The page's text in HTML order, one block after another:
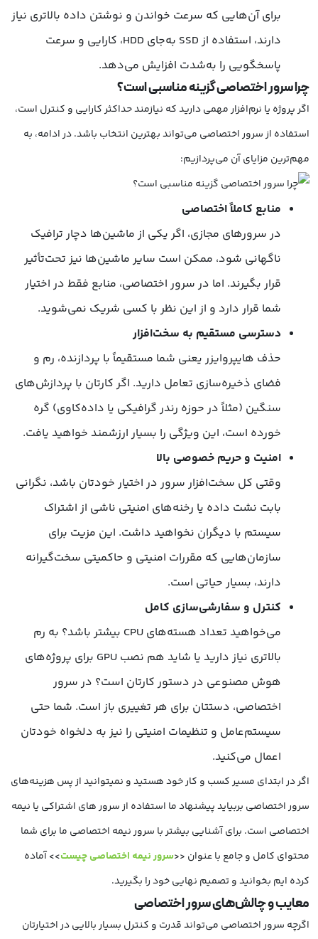
برای آن‌هایی که سرعت خواندن و نوشتن داده بالاتری نیاز
دارند، استفاده از SSD به‌جای HDD، کارایی و سرعت
پاسخگویی را به‌شدت افزایش می‌دهد.
چرا سرور اختصاصی گزینه مناسبی است؟
اگر پروژه یا نرم‌افزار مهمی دارید که نیازمند حداکثر کارایی و کنترل است،
استفاده از سرور اختصاصی می‌تواند بهترین انتخاب باشد. در ادامه، به
مهم‌ترین مزایای آن می‌پردازیم:
منابع کاملاً اختصاصی
در سرورهای مجازی، اگر یکی از ماشین‌ها دچار ترافیک
ناگهانی شود، ممکن است سایر ماشین‌ها نیز تحت‌تأثیر
قرار بگیرند. اما در سرور اختصاصی، منابع فقط در اختیار
شما قرار دارد و از این نظر با کسی شریک نمی‌شوید.
دسترسی مستقیم به سخت‌افزار
حذف هایپروایزر یعنی شما مستقیماً با پردازنده، رم و
فضای ذخیره‌سازی تعامل دارید. اگر کارتان با پردازش‌های
سنگین (مثلاً در حوزه رندر گرافیکی یا داده‌کاوی) گره
خورده است، این ویژگی را بسیار ارزشمند خواهید یافت.
امنیت و حریم خصوصی بالا
وقتی کل سخت‌افزار سرور در اختیار خودتان باشد، نگرانی
بابت نشت داده یا رخنه‌های امنیتی ناشی از اشتراک
سیستم با دیگران نخواهید داشت. این مزیت برای
سازمان‌هایی که مقررات امنیتی و حاکمیتی سخت‌گیرانه
دارند، بسیار حیاتی است.
کنترل و سفارشی‌سازی کامل
می‌خواهید تعداد هسته‌های CPU‌ بیشتر باشد؟ به رم
بالاتری نیاز دارید یا شاید هم نصب GPU برای پروژه‌های
هوش مصنوعی در دستور کارتان است؟ در سرور
اختصاصی، دستتان برای هر تغییری باز است. شما حتی
سیستم‌عامل و تنظیمات امنیتی را نیز به دلخواه خودتان
اعمال می‌کنید.
اگر در ابتدای مسیر کسب و کار خود هستید و نمیتوانید از پس هزینه‌‌های
سرور اختصاصی بربیاید پیشنهاد ما استفاده از سرور های اشتراکی یا نیمه
اختصاصی است. برای آشنایی بیشتر با سرور نیمه اختصاصی ما برای شما
محتوای کامل و جامع با عنوان <<سرور نیمه اختصاصی چیست>> آماده
کرده ایم بخوانید و تصمیم نهایی خود را بگیرید.
معایب و چالش‌های سرور اختصاصی
اگرچه سرور اختصاصی می‌تواند قدرت و کنترل بسیار بالایی در اختیارتان